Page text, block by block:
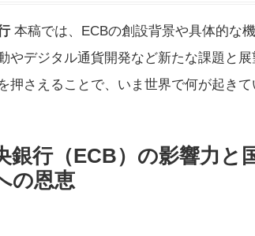
本稿では、ECBの創設背景や具体的な
やデジタル通貨開発など新たな課題と
押さえることで、いま世界で何が起き
銀行（ECB）の影響力と
の恩恵